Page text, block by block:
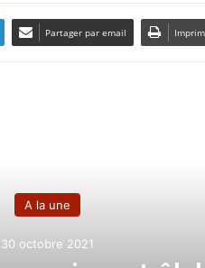
Partager par email
A la une
30 octobre 2021